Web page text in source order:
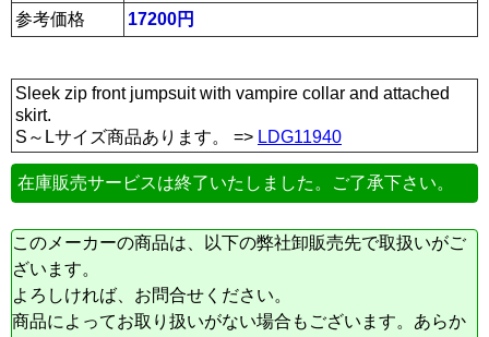
参考価格
17200円
Sleek zip front jumpsuit with vampire collar and attached
skirt.
S～Lサイズ商品あります。 => LDG11940
在庫販売サービスは終了いたしました。ご了承下さい。
このメーカーの商品は、以下の弊社卸販売先で取扱いがご
ざいます。
よろしければ、お問合せください。
商品によってお取り扱いがない場合もございます。あらか